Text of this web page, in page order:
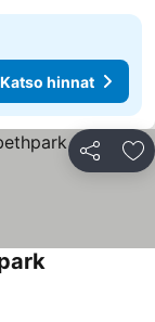
Katso hinnat
Jaa
Katso hinnat